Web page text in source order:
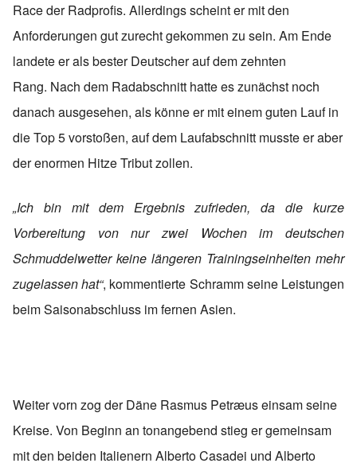
Race der Radprofis. Allerdings scheint er mit den
Anforderungen gut zurecht gekommen zu sein. Am Ende
landete er als bester Deutscher auf dem zehnten
Rang. Nach dem Radabschnitt hatte es zunächst noch
danach ausgesehen, als könne er mit einem guten Lauf in
die Top 5 vorstoßen, auf dem Laufabschnitt musste er aber
der enormen Hitze Tribut zollen.
„Ich bin mit dem Ergebnis zufrieden, da die kurze
Vorbereitung von nur zwei Wochen im deutschen
Schmuddelwetter keine längeren Trainingseinheiten mehr
zugelassen hat“, kommentierte Schramm seine Leistungen
beim Saisonabschluss im fernen Asien.
Weiter vorn zog der Däne Rasmus Petræus einsam seine
Kreise. Von Beginn an tonangebend stieg er gemeinsam
mit den beiden Italienern Alberto Casadei und Alberto